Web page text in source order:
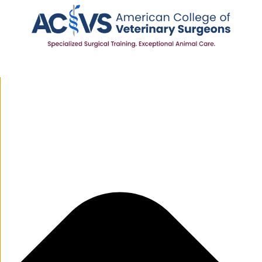
Manage Cookie Consent